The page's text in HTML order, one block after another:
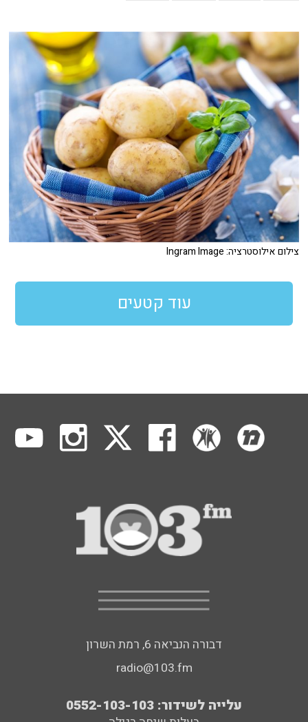
צילום אילוסטרציה: Ingram Image
עוד קטעים
דבורה הנביאה 6, רמת השרון
radio@103.fm
עלייה לשידור: 0552-103-103